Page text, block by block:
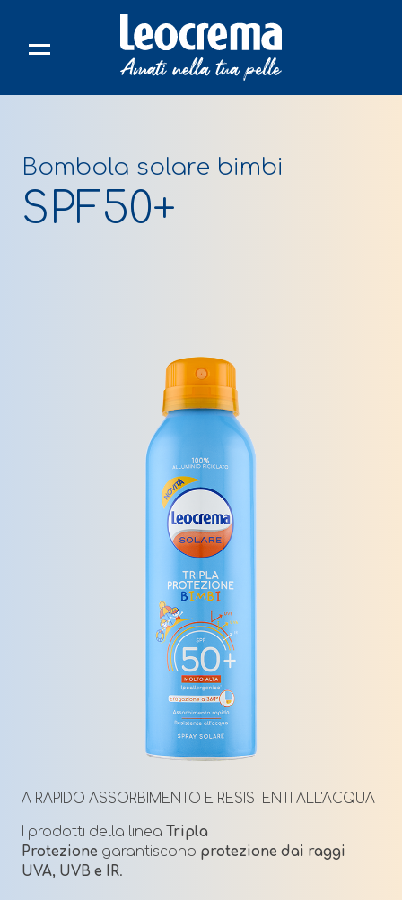
Bombola solare bimbi
SPF50+
A RAPIDO ASSORBIMENTO E RESISTENTI ALL'ACQUA
I prodotti della linea
Tripla
Protezione garantiscono protezione dai raggi
UVA, UVB e IR.